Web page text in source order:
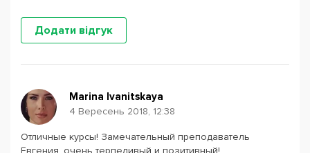
Додати відгук
Marina Ivanitskaya
4 Вересень 2018, 12:38
Отличные курсы! Замечательный преподаватель
Евгения, очень терпеливый и позитивный!